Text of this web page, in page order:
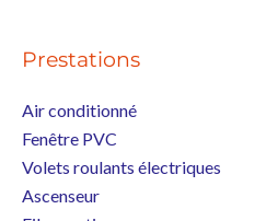
Prestations
Air conditionné
Fenêtre PVC
Volets roulants électriques
Ascenseur